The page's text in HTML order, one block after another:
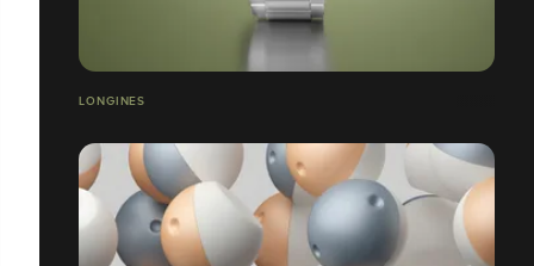
LONGINES